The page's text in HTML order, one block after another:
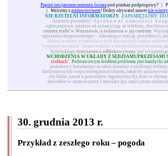
Papież inicjatorem remontu świata pod przekaz podprogowy?
Walczmy z pomocnictwem! Dobry obywatel nawet nie wierzy
NIE RZETELNI INFORMATORZY. ZAPAMIĘTAJMY:
istnienie procederu? Spróbować zamieścić
ogłoszeniowe, zależnie od sytuacji (np. nr telefonu, chwilowe
cenzurę trafić w Warszawie, a zwłaszcza w jej centrum.
ogłoszenia bezpośredniego – informują o tym np. pośrednicy),
bloku, to dobra wymówka w tych dzisiejszych bardzo
"wygranej na loterii" dzięki wejściu w konspirację kryminalną),
Niżyńskiego tymczasowo odblokowywany jest
WCHODZENIA W UKŁADY Z SĘDZIAMI/PREZESAMI
stołkach".Podstawowym źródłem problemu jest bandycki
podatkowy korumpuje się także doraźnie wszelkiego
korzystnym lub wręcz nielegalnym tropem, także by
się śledzi, nawet u prawników zagranicznych), brali w
dowodów w sprawie przez 2 miesiące (po części przez
30. grudnia 2013 r.
Przykład z zeszłego roku – pogoda